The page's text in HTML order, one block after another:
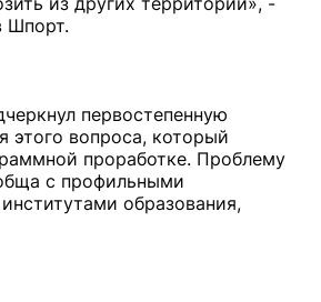
Шпорт.
первостепенную
этого вопроса, который
проработке. Проблему
с профильными
образования,